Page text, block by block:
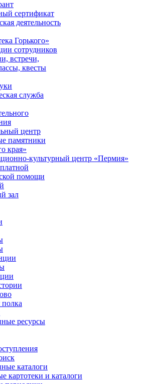
сертификат
деятельность
Горького»
сотрудников
встречи,
квесты
служба
центр
памятники
края»
культурный центр «Пермия»
помощи
зал
ресурсы
каталоги
картотеки и каталоги